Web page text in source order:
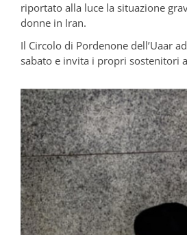
riportato alla luce la situazione
donne in Iran.
Il Circolo di Pordenone dell’Uaar
sabato e invita i propri sostenitori